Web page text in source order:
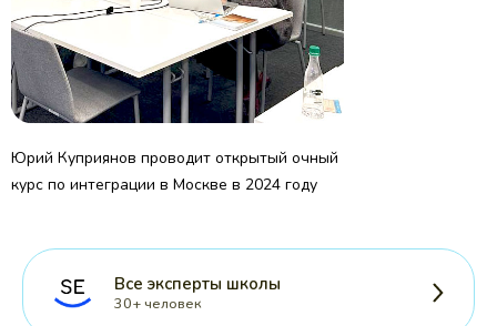
Юрий Куприянов проводит открытый очный
курс по интеграции в Москве в 2024 году
Все эксперты школы
30+ человек